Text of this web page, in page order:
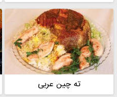
ته چین عربی